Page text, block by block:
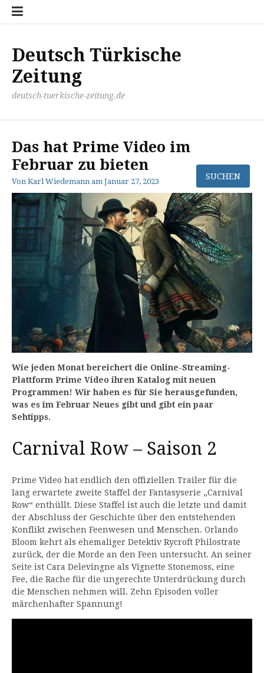
Zum
Inhalt
Deutsch Türkische
Zeitung
deutsch-tuerkische-zeitung.de
Das hat Prime Video im
Februar zu bieten
Von Karl Wiedemann am Januar 27, 2023
Wie jeden Monat bereichert die Online-Streaming-
Plattform Prime Video ihren Katalog mit neuen
Programmen! Wir haben es für Sie herausgefunden,
was es im Februar Neues gibt und gibt ein paar
Sehtipps.
Carnival Row – Saison 2
Prime Video hat endlich den offiziellen Trailer für die
lang erwartete zweite Staffel der Fantasyserie „Carnival
Row“ enthüllt. Diese Staffel ist auch die letzte und damit
der Abschluss der Geschichte über den entstehenden
Konflikt zwischen Feenwesen und Menschen. Orlando
Bloom kehrt als ehemaliger Detektiv Rycroft Philostrate
zurück, der die Morde an den Feen untersucht. An seiner
Seite ist Cara Delevingne als Vignette Stonemoss, eine
Fee, die Rache für die ungerechte Unterdrückung durch
die Menschen nehmen will. Zehn Episoden voller
märchenhafter Spannung!